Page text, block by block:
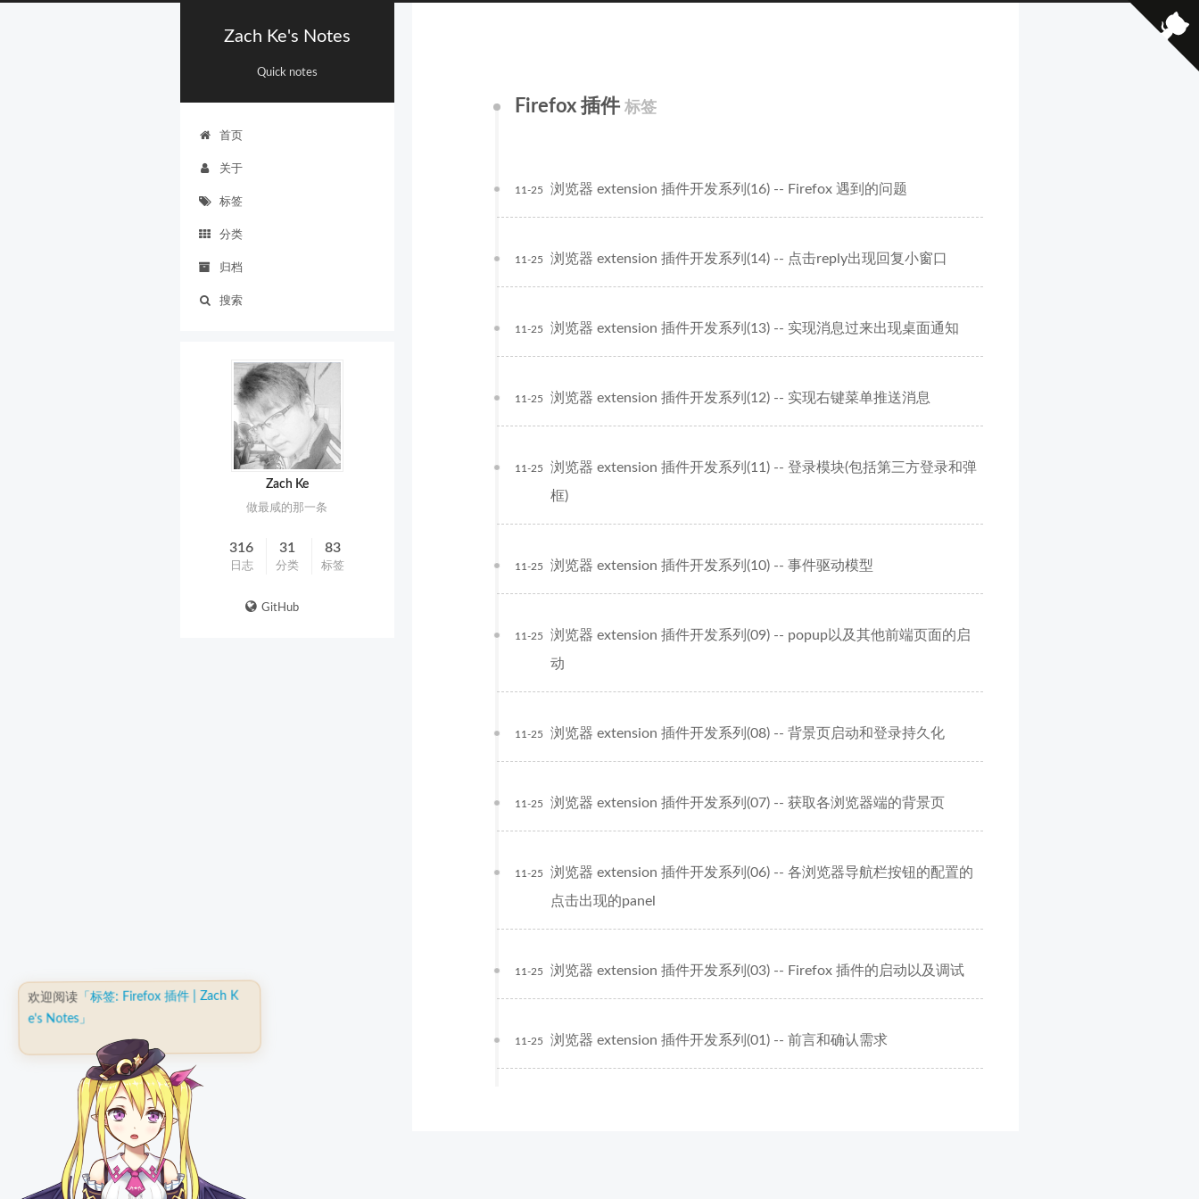
Zach Ke's Notes
Quick notes
首页
关于
标签
分类
归档
搜索
Firefox 插件 标签
浏览器 extension 插件开发系列(16) -- Firefox 遇到的问题
11-25
浏览器 extension 插件开发系列(14) -- 点击reply出现回复小窗口
11-25
浏览器 extension 插件开发系列(13) -- 实现消息过来出现桌面通知
11-25
浏览器 extension 插件开发系列(12) -- 实现右键菜单推送消息
11-25
浏览器 extension 插件开发系列(11) -- 登录模块(包括第三方登录和弹
框)
11-25
浏览器 extension 插件开发系列(10) -- 事件驱动模型
11-25
浏览器 extension 插件开发系列(09) -- popup以及其他前端页面的启
动
11-25
浏览器 extension 插件开发系列(08) -- 背景页启动和登录持久化
11-25
浏览器 extension 插件开发系列(07) -- 获取各浏览器端的背景页
11-25
浏览器 extension 插件开发系列(06) -- 各浏览器导航栏按钮的配置的
点击出现的panel
11-25
浏览器 extension 插件开发系列(03) -- Firefox 插件的启动以及调试
11-25
浏览器 extension 插件开发系列(01) -- 前言和确认需求
11-25
Zach Ke
做最咸的那一条
316
日志
31
分类
83
标签
GitHub
欢迎阅读 「标签: Firefox 插件 | Zach K
e's Notes」